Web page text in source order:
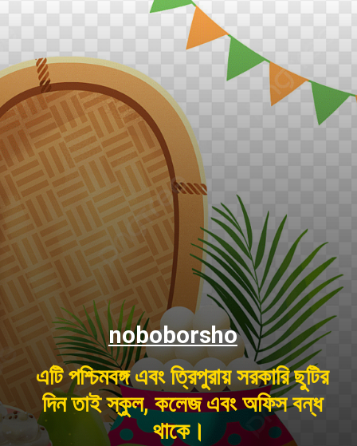
এটি পশ্চিমবঙ্গ এবং ত্রিপুরায় সরকারি ছুটির
দিন তাই স্কুল, কলেজ এবং অফিস বন্ধ
থাকে।
noboborsho